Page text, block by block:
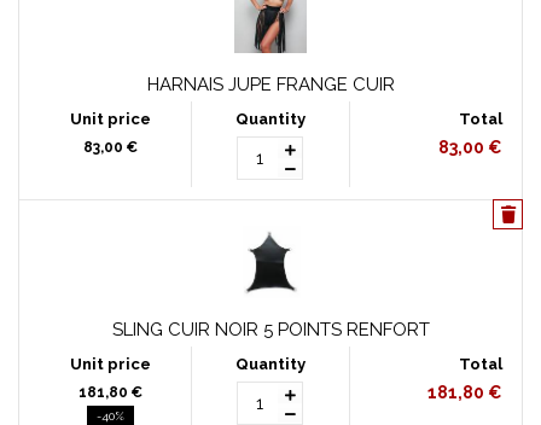
HARNAIS JUPE FRANGE CUIR
83,00 € 83,00 €
SLING CUIR NOIR 5 POINTS RENFORT
181,80 €
-40%
181,80 €